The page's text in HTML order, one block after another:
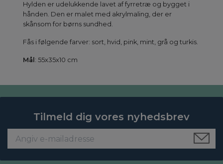
Hylden er udelukkende lavet af fyrretræ og bygget i
hånden. Den er malet med akrylmaling, der er
skånsom for børns sundhed.
Fås i følgende farver: sort, hvid, pink, mint, grå og turkis.
Mål : 55x35x10 cm
Tilmeld dig vores nyhedsbrev